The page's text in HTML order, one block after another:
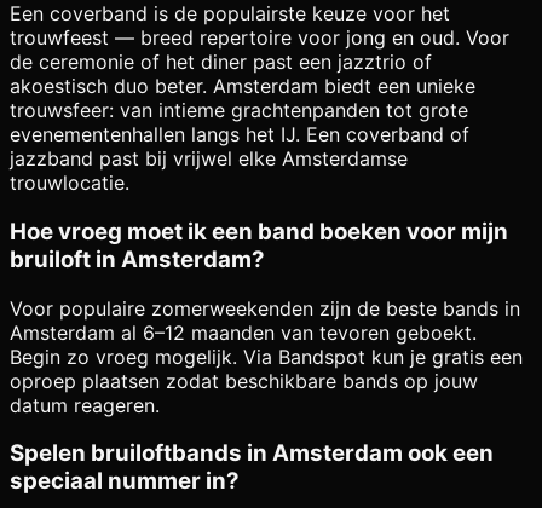
Een coverband is de populairste keuze voor het
trouwfeest — breed repertoire voor jong en oud. Voor
de ceremonie of het diner past een jazztrio of
akoestisch duo beter. Amsterdam biedt een unieke
trouwsfeer: van intieme grachtenpanden tot grote
evenementenhallen langs het IJ. Een coverband of
jazzband past bij vrijwel elke Amsterdamse
trouwlocatie.
Hoe vroeg moet ik een band boeken voor mijn
bruiloft in Amsterdam?
Voor populaire zomerweekenden zijn de beste bands in
Amsterdam al 6–12 maanden van tevoren geboekt.
Begin zo vroeg mogelijk. Via Bandspot kun je gratis een
oproep plaatsen zodat beschikbare bands op jouw
datum reageren.
Spelen bruiloftbands in Amsterdam ook een
speciaal nummer in?